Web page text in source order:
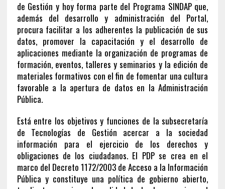
de Gestión y hoy forma parte del Programa SINDAP que,
además del desarrollo y administración del Portal,
procura facilitar a los adherentes la publicación de sus
datos, promover la capacitación y el desarrollo de
aplicaciones mediante la organización de programas de
formación, eventos, talleres y seminarios y la edición de
materiales formativos con el fin de fomentar una cultura
favorable a la apertura de datos en la Administración
Pública.
Está entre los objetivos y funciones de la subsecretaría
de Tecnologías de Gestión acercar a la sociedad
información para el ejercicio de los derechos y
obligaciones de los ciudadanos. El PDP se crea en el
marco del Decreto 1172/2003 de Acceso a la Información
Pública y constituye una política de gobierno abierto,